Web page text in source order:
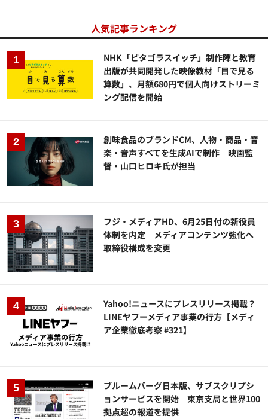
人気記事ランキング
NHK「ピタゴラスイッチ」制作陣と教育
出版が共同開発した映像教材「目で見る
算数」、月額680円で個人向けストリーミ
ング配信を開始
創味食品のブランドCM、人物・商品・音
楽・音声すべてを生成AIで制作 映画監
督・山口ヒロキ氏が担当
フジ・メディアHD、6月25日付の新役員
体制を内定 メディアコンテンツ強化へ
取締役構成を変更
Yahoo!ニュースにプレスリリース掲載？
LINEヤフーメディア事業の行方【メディ
ア企業徹底考察 #321】
ブルームバーグ日本版、サブスクリプシ
ョンサービスを開始 東京支局と世界100
拠点超の報道を提供